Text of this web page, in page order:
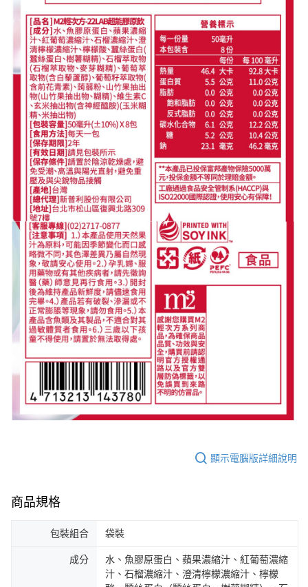
顯示電腦版詳細說明
商品規格
包裝組合 袋裝
成分
水、魚膠原蛋白、蘋果濃縮汁、紅葡萄濃縮
汁、石榴濃縮汁、澄清檸檬濃縮汁、檸檬